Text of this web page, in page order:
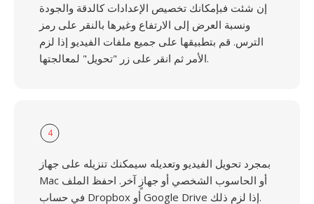
إن شئت فبإمكانك تخصيص الإعدادات كالدقة والجودة
ونسبة العرض إلى الارتفاع وغيرها بالنقر على رمز
الترس. قم بتطبيقها على جميع ملفات الفيديو إذا لزم
الأمر ثم انقر على زر "تحويل" لمعالجتها.
4
بمجرد تحويل الفيديو وتعديله سيمكنك تنزيله على جهاز
Mac أو الحاسوب الشخصي أو جهازٍ آخر. احفظ الملف
في حساب Dropbox أو Google Drive إذا لزم ذلك.